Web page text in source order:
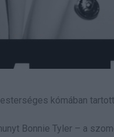
kómában
Bonnie Tyler – a